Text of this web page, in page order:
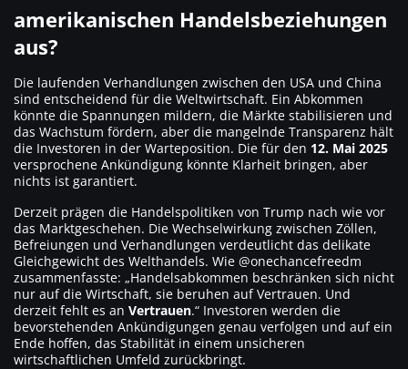
amerikanischen Handelsbeziehungen
aus?
Die laufenden Verhandlungen zwischen den USA und China
sind entscheidend für die Weltwirtschaft. Ein Abkommen
könnte die Spannungen mildern, die Märkte stabilisieren und
das Wachstum fördern, aber die mangelnde Transparenz hält
die Investoren in der Warteposition. Die für den 12. Mai 2025
versprochene Ankündigung könnte Klarheit bringen, aber
nichts ist garantiert.
Derzeit prägen die Handelspolitiken von Trump nach wie vor
das Marktgeschehen. Die Wechselwirkung zwischen Zöllen,
Befreiungen und Verhandlungen verdeutlicht das delikate
Gleichgewicht des Welthandels. Wie @onechancefreedm
zusammenfasste: „Handelsabkommen beschränken sich nicht
nur auf die Wirtschaft, sie beruhen auf Vertrauen. Und
derzeit fehlt es an Vertrauen.“ Investoren werden die
bevorstehenden Ankündigungen genau verfolgen und auf ein
Ende hoffen, das Stabilität in einem unsicheren
wirtschaftlichen Umfeld zurückbringt.